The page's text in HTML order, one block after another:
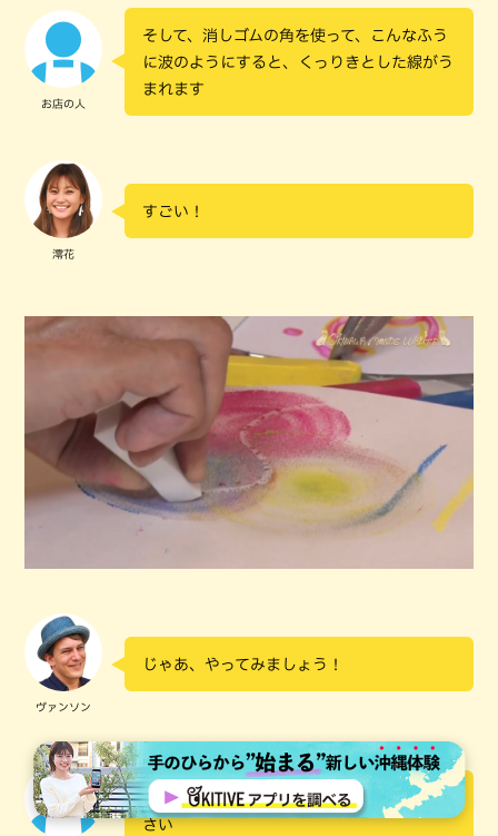
お店の人
そして、消しゴムの角を使って、こんなふう
に波のようにすると、くっりきとした線がう
まれます
澪花
すごい！
ヴァンソン
じゃあ、やってみましょう！
このときは、なにも考えずに無になってくだ
さい